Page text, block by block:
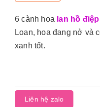
6 cành hoa lan hồ
Loan, hoa đang nở và
xanh tốt.
Liên hệ zalo